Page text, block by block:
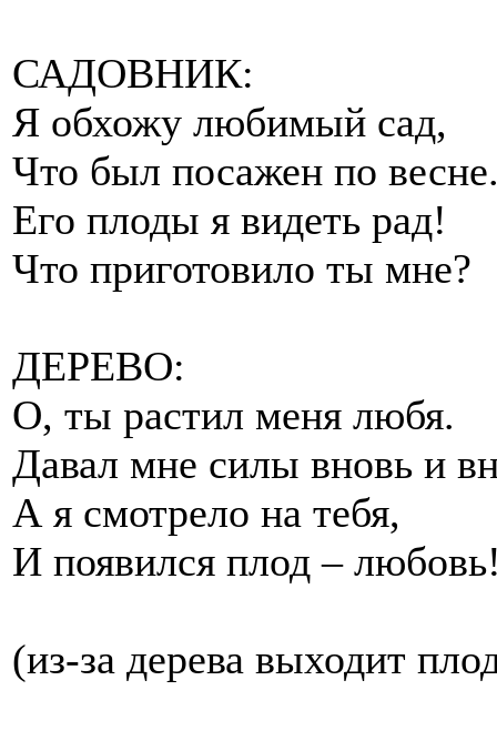
САДОВНИК:
Я обхожу любимый сад,
Что был посажен по
Его плоды я видеть рад!
Что приготовило ты мне?
ДЕРЕВО:
О, ты растил меня любя.
Давал мне силы вновь и
А я смотрело на тебя,
И появился плод –
(из-за дерева выходит